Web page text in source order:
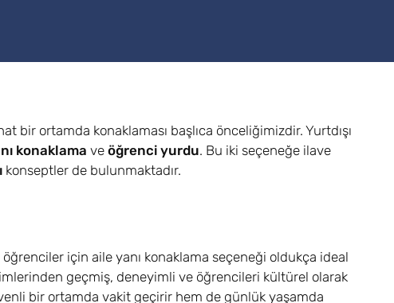
bir ortamda konaklaması başlıca önceliğimizdir. Yurtdışı
konaklama ve öğrenci yurdu. Bu iki seçeneğe ilave
konseptler de bulunmaktadır.
için aile yanı konaklama seçeneği oldukça ideal
geçmiş, deneyimli ve öğrencileri kültürel olarak
bir ortamda vakit geçirir hem de günlük yaşamda